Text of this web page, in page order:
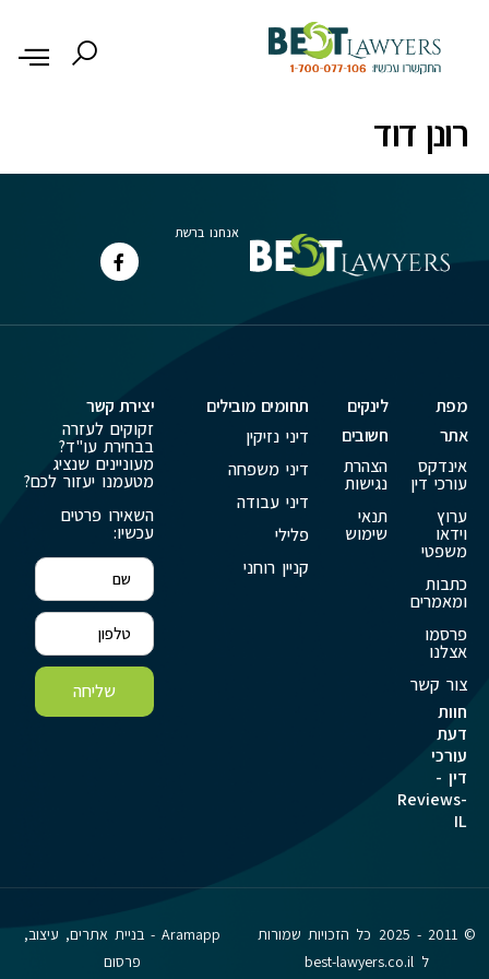
רונן דוד
אנחנו ברשת
מפת
אתר
אינדקס
עורכי דין
ערוץ
וידאו
משפטי
כתבות
ומאמרים
פרסמו
אצלנו
צור קשר
חוות
דעת
עורכי
דין -
Reviews-
IL
לינקים
חשובים
הצהרת
נגישות
תנאי
שימוש
תחומים מובילים
דיני נזיקין
דיני משפחה
דיני עבודה
פלילי
קניין רוחני
יצירת קשר
זקוקים לעזרה
בבחירת עו"ד?
מעוניינים שנציג
מטעמנו יעזור לכם?
השאירו פרטים
עכשיו:
שליחה
© 2011 - 2025 כל הזכויות שמורות
ל best-lawyers.co.il
Aramapp - בניית אתרים, עיצוב,
פרסום